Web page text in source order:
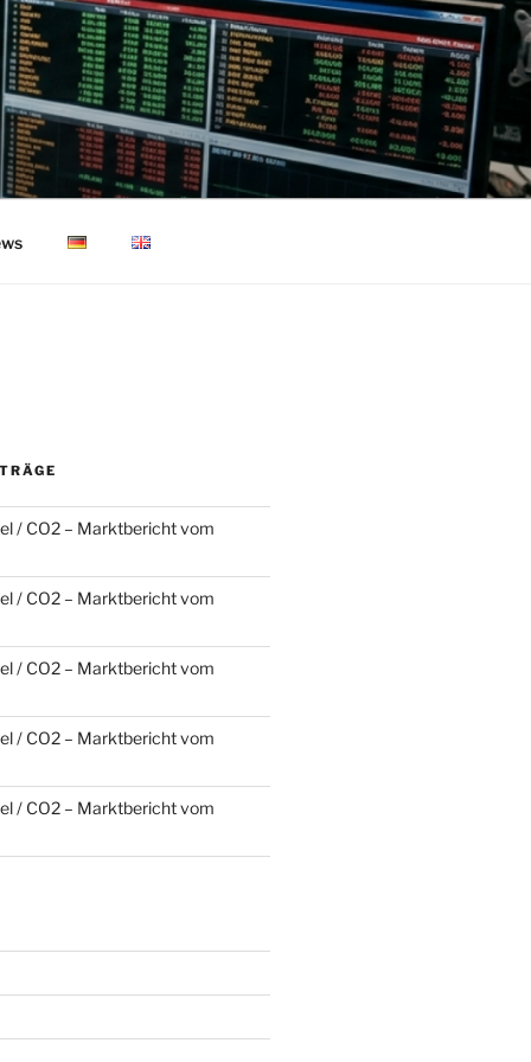
/ CO2 – Marktbericht vom
/ CO2 – Marktbericht vom
/ CO2 – Marktbericht vom
/ CO2 – Marktbericht vom
/ CO2 – Marktbericht vom